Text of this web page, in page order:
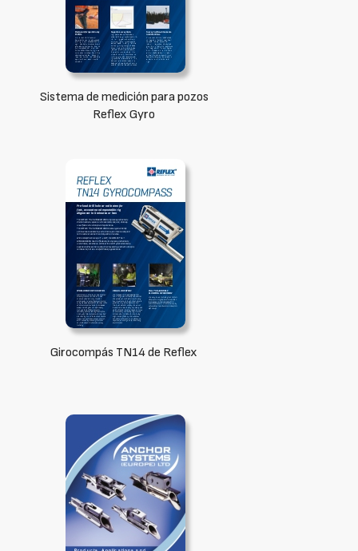
Sistema de medición para pozos
Reflex Gyro
Girocompás TN14 de Reflex